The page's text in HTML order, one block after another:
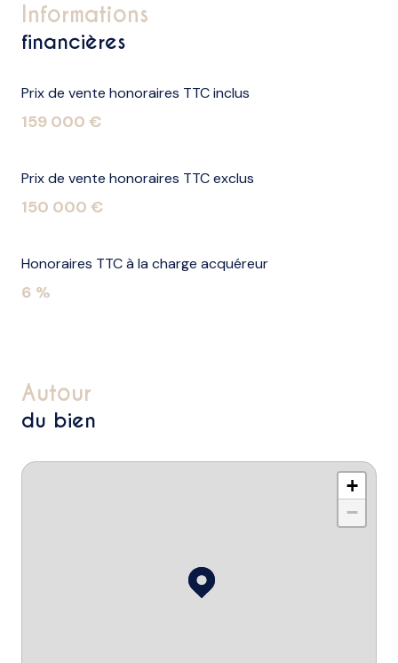
informations
financières
Prix de vente honoraires TTC inclus
159 000 €
Prix de vente honoraires TTC exclus
150 000 €
Honoraires TTC à la charge acquéreur
6 %
autour
du bien
+
−